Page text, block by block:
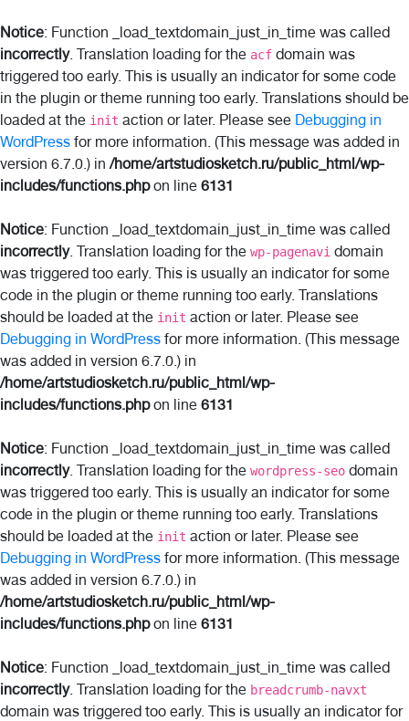
Notice: Function _load_textdomain_just_in_time was called
incorrectly. Translation loading for the acf domain was
triggered too early. This is usually an indicator for some code
in the plugin or theme running too early. Translations should be
loaded at the init action or later. Please see Debugging in
WordPress for more information. (This message was added in
version 6.7.0.) in/home/artstudiosketch.ru/public_html/wp-
includes/functions.phpon line 6131
Notice: Function _load_textdomain_just_in_time was called
incorrectly. Translation loading for the wp-pagenavi domain
was triggered too early. This is usually an indicator for some
code in the plugin or theme running too early. Translations
should be loaded at the init action or later. Please see
Debugging in WordPress for more information. (This message
was added in version 6.7.0.) in
/home/artstudiosketch.ru/public_html/wp-
includes/functions.phpon line 6131
Notice: Function _load_textdomain_just_in_time was called
incorrectly. Translation loading for the wordpress-seo domain
was triggered too early. This is usually an indicator for some
code in the plugin or theme running too early. Translations
should be loaded at the init action or later. Please see
Debugging in WordPress for more information. (This message
was added in version 6.7.0.) in
/home/artstudiosketch.ru/public_html/wp-
includes/functions.phpon line 6131
Notice: Function _load_textdomain_just_in_time was called
incorrectly. Translation loading for the breadcrumb-navxt
domain was triggered too early. This is usually an indicator for